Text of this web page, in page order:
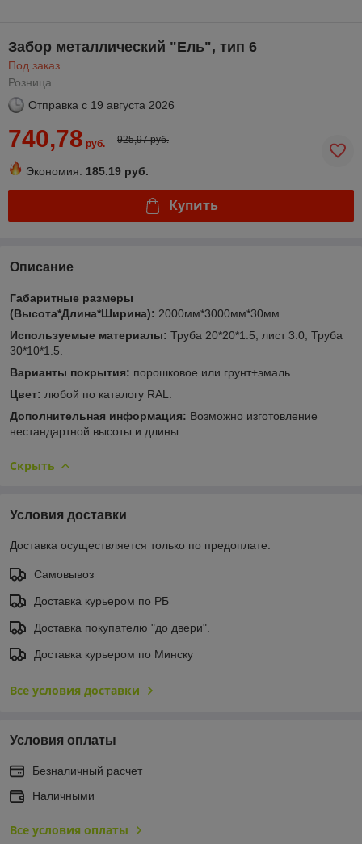
Забор металлический "Ель", тип 6
Под заказ
Розница
Отправка с 19 августа 2026
740,78 руб. 925,97 руб.
Экономия: 185.19 руб.
Купить
Описание
Габаритные размеры
(Высота*Длина*Ширина): 2000мм*3000мм*30мм.
Используемые материалы: Труба 20*20*1.5, лист 3.0, Труба
30*10*1.5.
Варианты покрытия: порошковое или грунт+эмаль.
Цвет: любой по каталогу RAL.
Дополнительная информация: Возможно изготовление
нестандартной высоты и длины.
Скрыть
Условия доставки
Доставка осуществляется только по предоплате.
Самовывоз
Доставка курьером по РБ
Доставка покупателю "до двери".
Доставка курьером по Минску
Все условия доставки
Условия оплаты
Безналичный расчет
Наличными
Все условия оплаты